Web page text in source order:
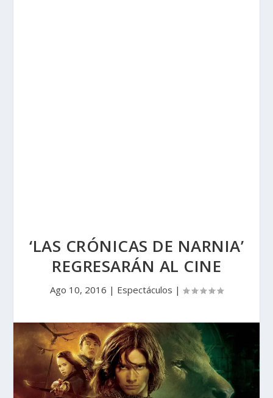
‘LAS CRÓNICAS DE NARNIA’
REGRESARÁN AL CINE
Ago 10, 2016 | Espectáculos |